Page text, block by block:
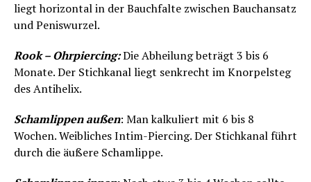
liegt horizontal in der Bauchfalte zwischen Bauchansatz
und Peniswurzel.
Rook – Ohrpiercing:Die Abheilung beträgt 3 bis 6
Monate. Der Stichkanal liegt senkrecht im Knorpelsteg
des Antihelix.
Schamlippen außen: Man kalkuliert mit 6 bis 8
Wochen. Weibliches Intim-Piercing. Der Stichkanal führt
durch die äußere Schamlippe.